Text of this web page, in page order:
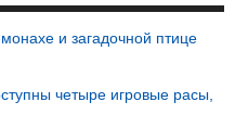
и загадочной птице
четыре игровые расы,